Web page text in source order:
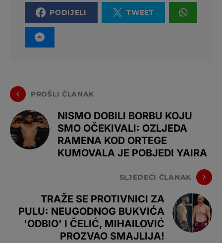
PODIJELI TWEET
PROŠLI ČLANAK
NISMO DOBILI BORBU KOJU
SMO OČEKIVALI: OZLJEDA
RAMENA KOD ORTEGE
KUMOVALA JE POBJEDI YAIRA
SLJEDEĆI ČLANAK
TRAŽE SE PROTIVNICI ZA
PULU: NEUGODNOG BUKVIĆA
'ODBIO' I ČELIĆ, MIHAILOVIĆ
PROZVAO SMAJLIJA!